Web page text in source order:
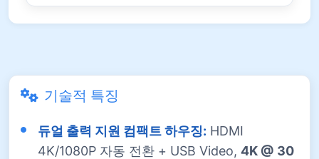
기술적 특징
듀얼 출력 지원 컴팩트 하우징: HDMI
4K/1080P 자동 전환 + USB Video, 4K @ 30